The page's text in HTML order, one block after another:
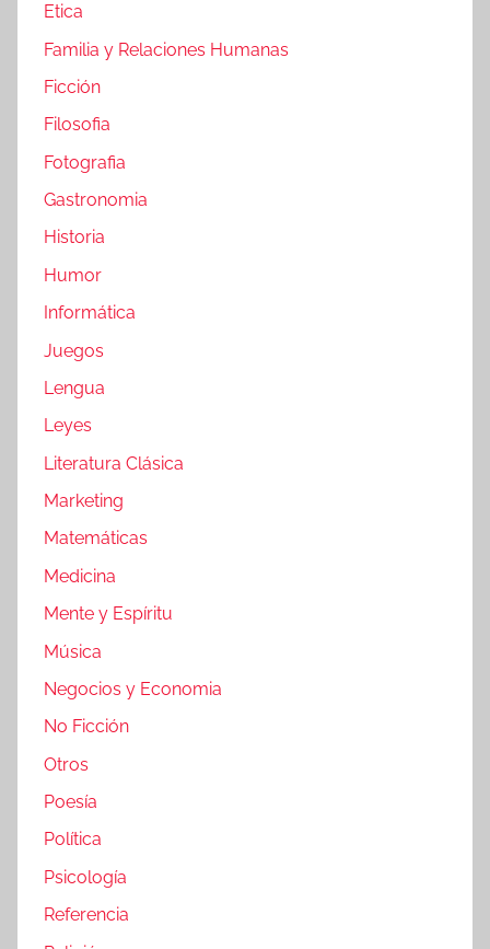
Etica
Familia y Relaciones Humanas
Ficción
Filosofia
Fotografia
Gastronomia
Historia
Humor
Informática
Juegos
Lengua
Leyes
Literatura Clásica
Marketing
Matemáticas
Medicina
Mente y Espíritu
Música
Negocios y Economia
No Ficción
Otros
Poesía
Política
Psicología
Referencia